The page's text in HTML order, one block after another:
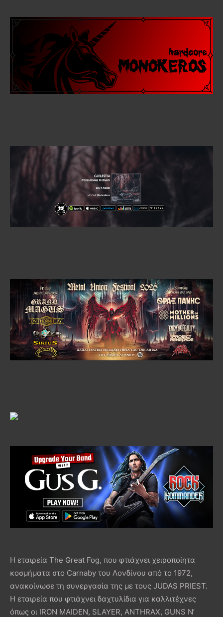
H εταιρεία The Great Fog, που φτιάχνει χειροποίητα
κοσμήματα στο Carnaby του Λονδίνου από το 1972,
ανακοίνωσε τη συνεργασία της με τους JUDAS PRIEST.
Η εταιρεία που φτιάχνει δαχτυλίδια για καλλιτέχνες
όπως οι IRON MAIDEN, SLAYER, ANTHRAX, GUNS N’